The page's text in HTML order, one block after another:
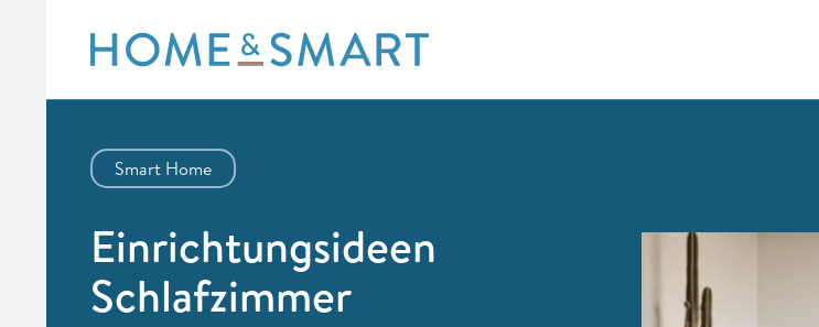
content
Smart Home
Einrichtungsideen
Schlafzimmer